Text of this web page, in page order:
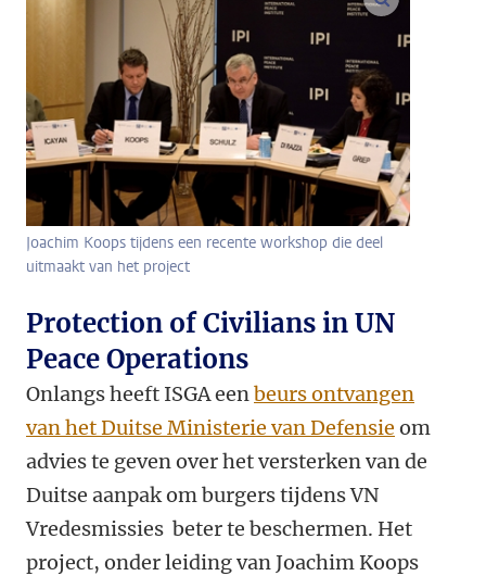
Joachim Koops tijdens een recente workshop die deel
uitmaakt van het project
Protection of Civilians in UN
Peace Operations
Onlangs heeft ISGA eenbeurs ontvangen
van het Duitse Ministerie van Defensie om
advies te geven over het versterken van de
Duitse aanpak om burgers tijdens VN
Vredesmissies beter te beschermen. Het
project, onder leiding van Joachim Koops